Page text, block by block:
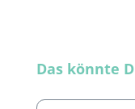
Produktgalerie
Das könnte